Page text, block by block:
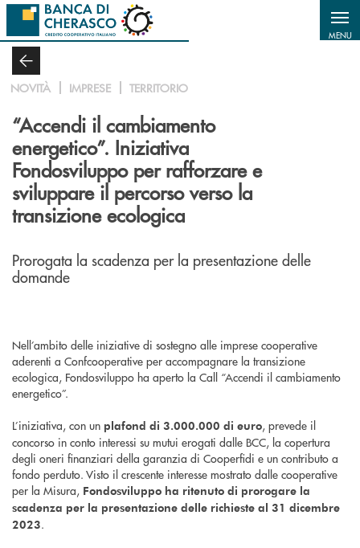
Salta al contenuto principale
MENU
NOVITÀ IMPRESE TERRITORIO
“Accendi il cambiamento
energetico”. Iniziativa
Fondosviluppo per rafforzare e
sviluppare il percorso verso la
transizione ecologica
Prorogata la scadenza per la presentazione delle
domande
Nell’ambito delle iniziative di sostegno alle imprese cooperative
aderenti a Confcooperative per accompagnare la transizione
ecologica, Fondosviluppo ha aperto la Call “Accendi il cambiamento
energetico”.
L’iniziativa, con un plafond di 3.000.000 di euro, prevede il
concorso in conto interessi su mutui erogati dalle BCC, la copertura
degli oneri finanziari della garanzia di Cooperfidi e un contributo a
fondo perduto. Visto il crescente interesse mostrato dalle cooperative
per la Misura, Fondosviluppo ha ritenuto di prorogare la
scadenza per la presentazione delle richieste al 31 dicembre
2023.